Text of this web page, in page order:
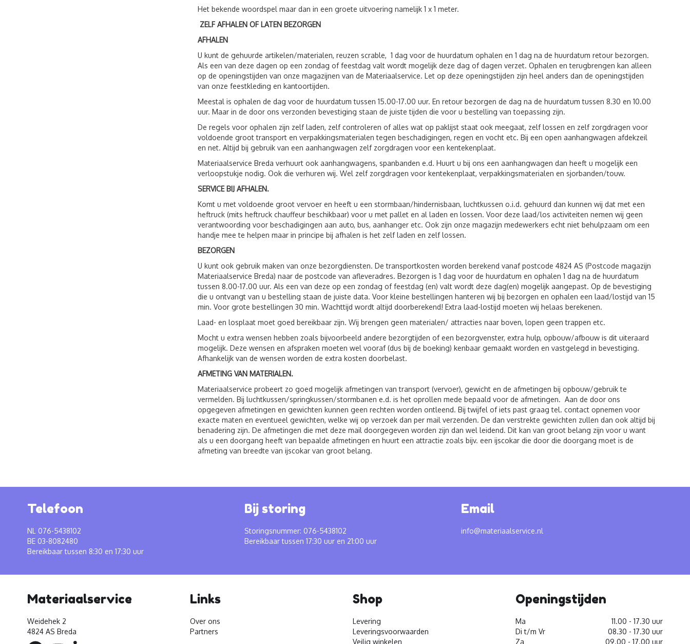
Het bekende woordspel maar dan in een groete uitvoering namelijk 1 x 1 meter.
ZELF AFHALEN OF LATEN BEZORGEN
AFHALEN
U kunt de gehuurde artikelen/materialen, reuzen scrable, 1 dag voor de huurdatum ophalen en 1 dag na de huurdatum retour bezorgen.
Als een van deze dagen op een zondag of feestdag valt wordt mogelijk deze dag of dagen verzet. Ophalen en terugbrengen kan alleen
op de openingstijden van onze magazijnen van de Materiaalservice. Let op deze openingstijden zijn heel anders dan de openingstijden
van onze feestkleding en kantoortijden.
Meestal is ophalen de dag voor de huurdatum tussen 15.00-17.00 uur. En retour bezorgen de dag na de huurdatum tussen 8.30 en 10.00
uur. Maar in de door ons verzonden bevestiging staan de juiste tijden die voor u bestelling van toepassing zijn.
De regels voor ophalen zijn zelf laden, zelf controleren of alles wat op paklijst staat ook meegaat, zelf lossen en zelf zorgdragen voor
voldoende groot transport en verpakkingsmaterialen tegen beschadigingen, regen en vocht etc. Bij een open aanhangwagen afdekzeil
en net. Altijd bij gebruik van een aanhangwagen zelf zorgdragen voor een kentekenplaat.
Materiaalservice Breda verhuurt ook aanhangwagens, spanbanden e.d. Huurt u bij ons een aanhangwagen dan heeft u mogelijk een
verloopstukje nodig. Ook die verhuren wij. Wel zelf zorgdragen voor kentekenplaat, verpakkingsmaterialen en sjorbanden/touw.
SERVICE BIJ AFHALEN.
Komt u met voldoende groot vervoer en heeft u een stormbaan/hindernisbaan, luchtkussen o.i.d. gehuurd dan kunnen wij dat met een
heftruck (mits heftruck chauffeur beschikbaar) voor u met pallet en al laden en lossen. Voor deze laad/los activiteiten nemen wij geen
verantwoording voor beschadigingen aan auto, bus, aanhanger etc. Ook zijn onze magazijn medewerkers echt niet behulpzaam om een
handje mee te helpen maar in principe bij afhalen is het zelf laden en zelf lossen.
BEZORGEN
U kunt ook gebruik maken van onze bezorgdiensten. De transportkosten worden berekend vanaf postcode 4824 AS (Postcode magazijn
Materiaalservice Breda) naar de postcode van afleveradres. Bezorgen is 1 dag voor de huurdatum en ophalen 1 dag na de huurdatum
tussen 8.00-17.00 uur. Als een van deze op een zondag of feestdag (en) valt wordt deze dag(en) mogelijk aangepast. Op de bevestiging
die u ontvangt van u bestelling staan de juiste data. Voor kleine bestellingen hanteren wij bij bezorgen en ophalen een laad/lostijd van 15
min. Voor grote bestellingen 30 min. Wachttijd wordt altijd doorberekend! Extra laad-lostijd moeten wij helaas berekenen.
Laad- en losplaat moet goed bereikbaar zijn. Wij brengen geen materialen/ attracties naar boven, lopen geen trappen etc.
Mocht u extra wensen hebben zoals bijvoorbeeld andere bezorgtijden of een bezorgvenster, extra hulp, opbouw/afbouw is dit uiteraard
mogelijk. Deze wensen en afspraken moeten wel vooraf (dus bij de boeking) kenbaar gemaakt worden en vastgelegd in bevestiging.
Afhankelijk van de wensen worden de extra kosten doorbelast.
AFMETING VAN MATERIALEN.
Materiaalservice probeert zo goed mogelijk afmetingen van transport (vervoer), gewicht en de afmetingen bij opbouw/gebruik te
vermelden. Bij luchtkussen/springkussen/stormbanen e.d. is het oprollen mede bepaald voor de afmetingen. Aan de door ons
opgegeven afmetingen en gewichten kunnen geen rechten worden ontleend. Bij twijfel of iets past graag tel. contact opnemen voor
exacte maten en eventueel gewichten, welke wij op verzoek dan per mail verzenden. De dan verstrekte gewichten zullen dan ook altijd bij
benadering zijn. De afmetingen die met deze mail doorgegeven worden zijn dan wel leidend. Dit kan van groot belang zijn voor u want
als u een doorgang heeft van bepaalde afmetingen en huurt een attractie zoals bijv. een ijscokar die door die doorgang moet is de
afmeting van breedte van ijscokar van groot belang.
Telefoon
NL 076-5438102
BE 03-8082480
Bereikbaar tussen 8:30 en 17:30 uur
Bij storing
Storingsnummer: 076-5438102
Bereikbaar tussen 17:30 uur en 21:00 uur
Email
info@materiaalservice.nl
Materiaalservice
Weidehek 2
4824 AS Breda
Links
Over ons
Partners
Shop
Levering
Leveringsvoorwaarden
Veilig winkelen
Openingstijden
Ma
11.00 - 17.30 uur
Di t/m Vr
08.30 - 17.30 uur
Za
09.00 - 17.00 uur